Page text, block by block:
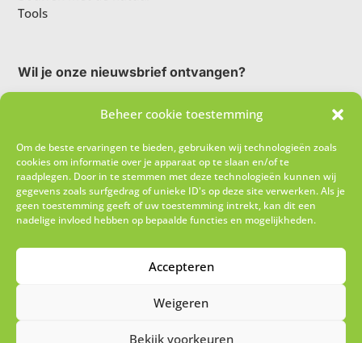
Beheer cookie toestemming
Om de beste ervaringen te bieden, gebruiken wij technologieën zoals
cookies om informatie over je apparaat op te slaan en/of te
raadplegen. Door in te stemmen met deze technologieën kunnen wij
gegevens zoals surfgedrag of unieke ID's op deze site verwerken. Als je
geen toestemming geeft of uw toestemming intrekt, kan dit een
nadelige invloed hebben op bepaalde functies en mogelijkheden.
Accepteren
Weigeren
Bekijk voorkeuren
Tools
Wil je onze nieuwsbrief ontvangen?